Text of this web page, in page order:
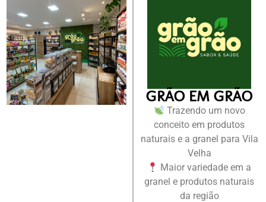
GRÃO EM GRÃO
Trazendo um novo
conceito em produtos
naturais e a granel para Vila
Velha
Maior variedade em a
granel e produtos naturais
da região